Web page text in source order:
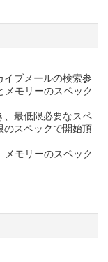
イブメールの検索参
メモリーのスペック
、最低限必要なスペ
のスペックで開始頂
メモリーのスペック